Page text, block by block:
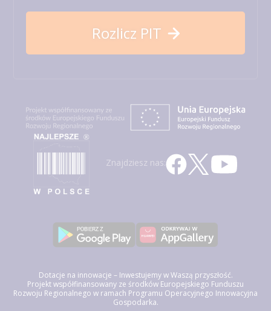
Rozlicz PIT
Znajdziesz nas:
Dotacje na innowacje – Inwestujemy w Waszą przyszłość.
Projekt współfinansowany ze środków Europejskiego Funduszu
Rozwoju Regionalnego w ramach Programu Operacyjnego Innowacyjna
Gospodarka.